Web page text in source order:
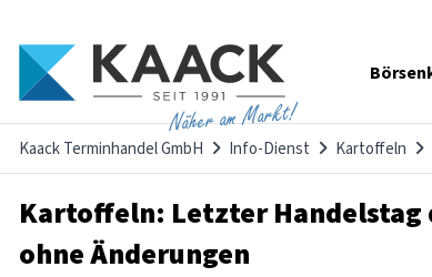
Näher am Markt!
Kaack Terminhandel GmbH Info-Dienst Kartoffeln
Kartoffeln: Letzter
ohne Änderungen